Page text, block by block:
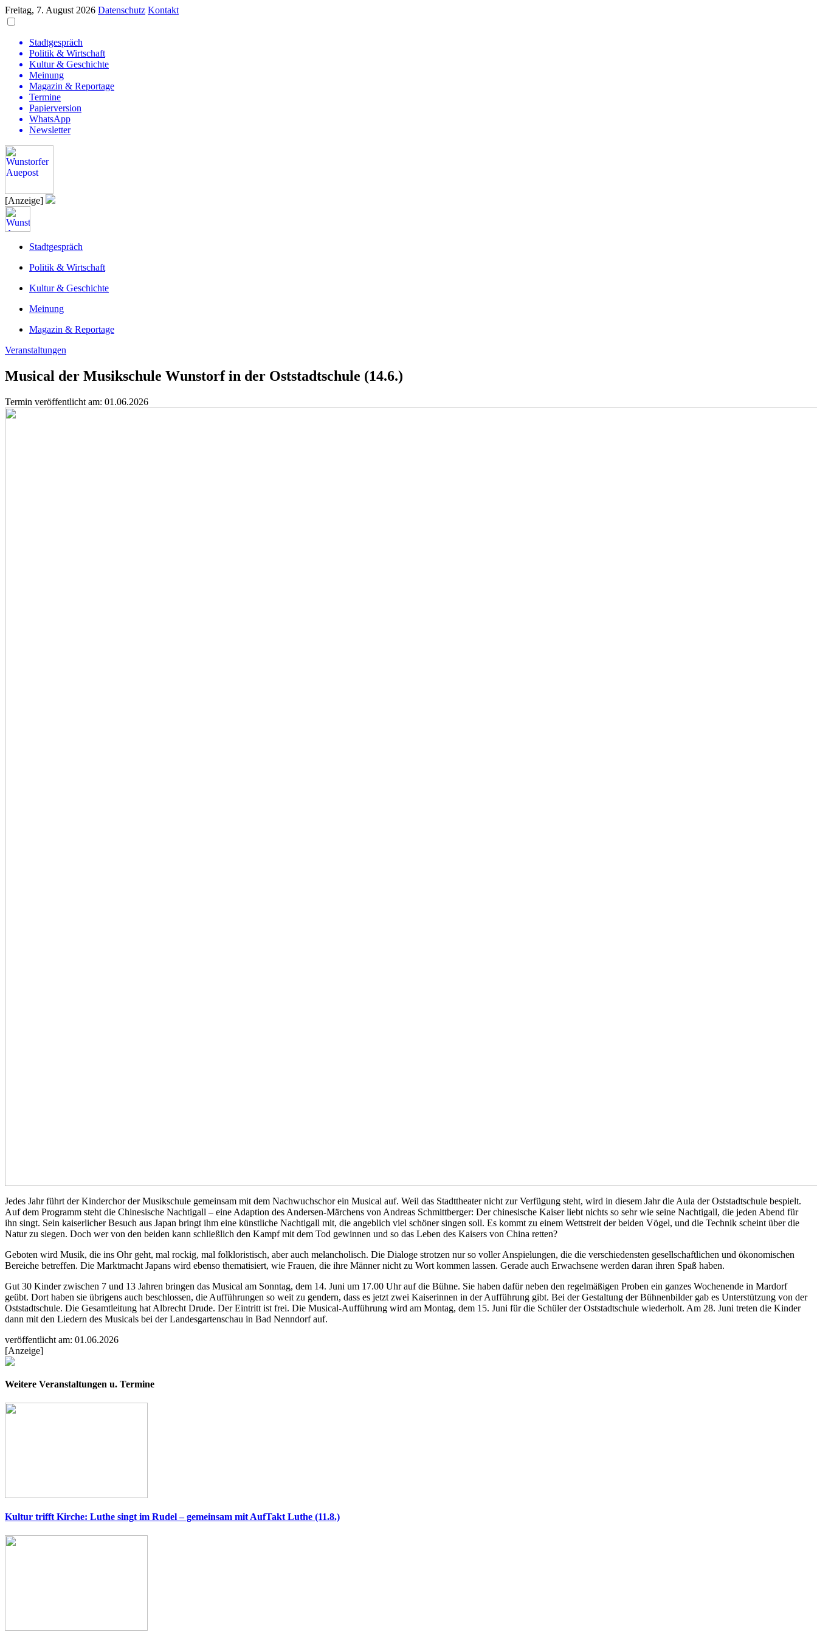
Freitag, 7. August 2026 Datenschutz Kontakt
Stadtgespräch
Politik & Wirtschaft
Kultur & Geschichte
Meinung
Magazin & Reportage
Termine
Papierversion
WhatsApp
Newsletter
[Anzeige]
Stadtgespräch
Politik & Wirtschaft
Kultur & Geschichte
Meinung
Magazin & Reportage
Veranstaltungen
Musical der Musikschule Wunstorf in der Oststadtschule (14.6.)
Termin veröffentlicht am: 01.06.2026
Jedes Jahr führt der Kinderchor der Musikschule gemeinsam mit dem Nachwuchschor ein Musical auf. Weil das Stadttheater nicht zur Verfügung steht, wird in diesem Jahr die Aula der Oststadtschule bespielt.
Auf dem Programm steht die Chinesische Nachtigall – eine Adaption des Andersen-Märchens von Andreas Schmittberger: Der chinesische Kaiser liebt nichts so sehr wie seine Nachtigall, die jeden Abend für
ihn singt. Sein kaiserlicher Besuch aus Japan bringt ihm eine künstliche Nachtigall mit, die angeblich viel schöner singen soll. Es kommt zu einem Wettstreit der beiden Vögel, und die Technik scheint über die
Natur zu siegen. Doch wer von den beiden kann schließlich den Kampf mit dem Tod gewinnen und so das Leben des Kaisers von China retten?
Geboten wird Musik, die ins Ohr geht, mal rockig, mal folkloristisch, aber auch melancholisch. Die Dialoge strotzen nur so voller Anspielungen, die die verschiedensten gesellschaftlichen und ökonomischen
Bereiche betreffen. Die Marktmacht Japans wird ebenso thematisiert, wie Frauen, die ihre Männer nicht zu Wort kommen lassen. Gerade auch Erwachsene werden daran ihren Spaß haben.
Gut 30 Kinder zwischen 7 und 13 Jahren bringen das Musical am Sonntag, dem 14. Juni um 17.00 Uhr auf die Bühne. Sie haben dafür neben den regelmäßigen Proben ein ganzes Wochenende in Mardorf
geübt. Dort haben sie übrigens auch beschlossen, die Aufführungen so weit zu gendern, dass es jetzt zwei Kaiserinnen in der Aufführung gibt. Bei der Gestaltung der Bühnenbilder gab es Unterstützung von der
Oststadtschule. Die Gesamtleitung hat Albrecht Drude. Der Eintritt ist frei. Die Musical-Aufführung wird am Montag, dem 15. Juni für die Schüler der Oststadtschule wiederholt. Am 28. Juni treten die Kinder
dann mit den Liedern des Musicals bei der Landesgartenschau in Bad Nenndorf auf.
veröffentlicht am: 01.06.2026
[Anzeige]
Weitere Veranstaltungen u. Termine
Kultur trifft Kirche: Luthe singt im Rudel – gemeinsam mit AufTakt Luthe (11.8.)